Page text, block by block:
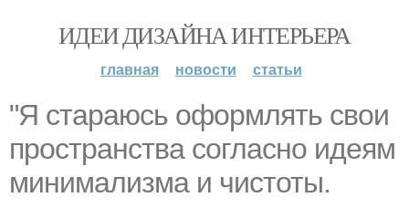
ИДЕИ ДИЗАЙНА ИНТЕРЬЕРА
главная новости статьи
"Я стараюсь оформлять свои
пространства согласно идеям
минимализма и чистоты.